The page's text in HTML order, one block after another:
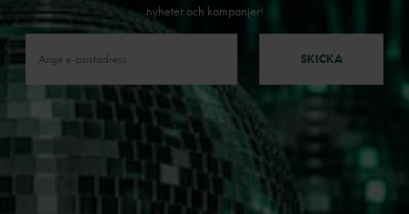
nyheter och kampanjer!
SKICKA